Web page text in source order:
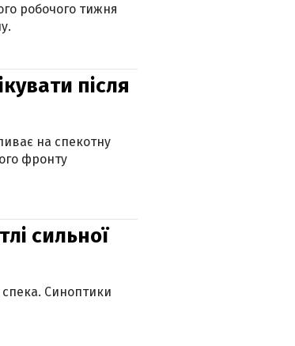
робочого тижня
після
на спекотну
фронту
сильної
Синоптики